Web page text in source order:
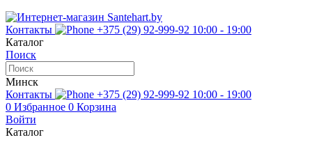
Контакты +375 (29) 92-999-92 10:00 - 19:00
Каталог
Поиск
Минск
Контакты
+375 (29) 92-999-92 10:00 - 19:00
0 Избранное 0 Корзина
Войти
Каталог